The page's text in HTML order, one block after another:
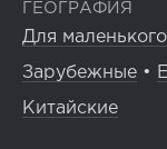
ГЕОГРАФИЯ
Для
Зарубежные •
Китайские